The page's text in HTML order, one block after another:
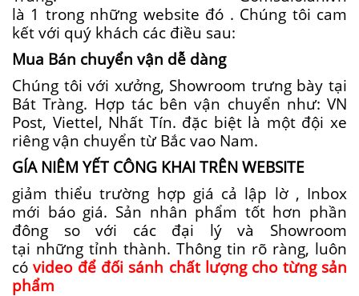
là 1 trong những website đó . Chúng tôi cam
kết với quý khách các điều sau:
Mua Bán chuyển vận dễ dàng
Chúng tôivới xưởng, Showroom trưng bày tại
Bát Tràng. Hợp tác bênvận chuyển như: VN
Post, Viettel, Nhất Tín. đặc biệt là mộtđội xe
riêng vận chuyển từ Bắc vao Nam.
GÍA NIÊM YẾT CÔNG KHAI TRÊN WEBSITE
giảm thiểu trường hợp giá cả lập lờ , Inbox
mới báo giá. Sản nhân phẩm tốt hơn phần
đông sovới các đại lý và Showroom
tại những tỉnh thành. Thông tin rõ ràng, luôn
cóvideo để đối sánh chất lượng cho từng sản
phẩm